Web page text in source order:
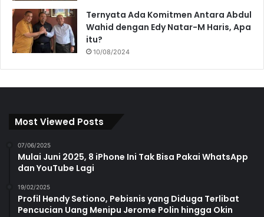
Ternyata Ada Komitmen Antara Abdul
Wahid dengan Edy Natar-M Haris, Apa
itu?
10/08/2024
Most Viewed Posts
07/06/2025
Mulai Juni 2025, 8 iPhone Ini Tak Bisa Pakai WhatsApp
dan YouTube Lagi
19/02/2025
Profil Hendy Setiono, Pebisnis yang Diduga Terlibat
Pencucian Uang Menipu Jerome Polin hingga Okin